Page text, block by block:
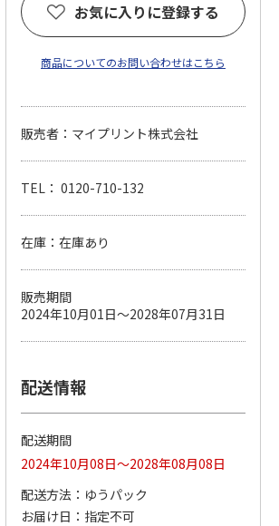
ペット線香 虹のか
なた フルーティフ
ローラルの香り
590円
(送料別・税込)
100円
(送料別・税込)
お気に入りに登録する
商品についてのお問い合わせはこちら
販売者：マイプリント株式会社
TEL： 0120-710-132
在庫：在庫あり
販売期間
2024年10月01日～2028年07月31日
配送情報
配送期間
2024年10月08日～2028年08月08日
配送方法
ゆうパック
お届け日
指定不可